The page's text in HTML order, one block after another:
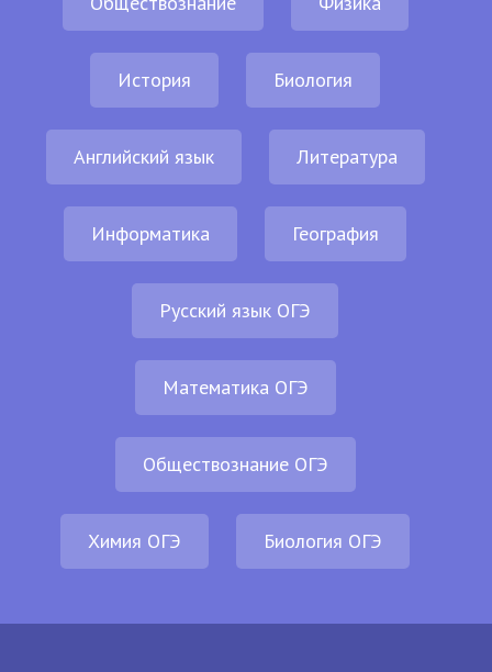
История Биология
Английский язык Литература
Информатика География
Русский язык ОГЭ
Математика ОГЭ
Обществознание ОГЭ
Химия ОГЭ Биология ОГЭ